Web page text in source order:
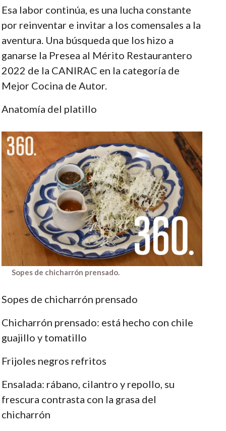
Esa labor continúa, es una lucha constante
por reinventar e invitar a los comensales a la
aventura. Una búsqueda que los hizo a
ganarse la Presea al Mérito Restaurantero
2022 de la CANIRAC en la categoría de
Mejor Cocina de Autor.
Anatomía del platillo
Sopes de chicharrón prensado.
Sopes de chicharrón prensado
Chicharrón prensado: está hecho con chile
guajillo y tomatillo
Frijoles negros refritos
Ensalada: rábano, cilantro y repollo, su
frescura contrasta con la grasa del
chicharrón